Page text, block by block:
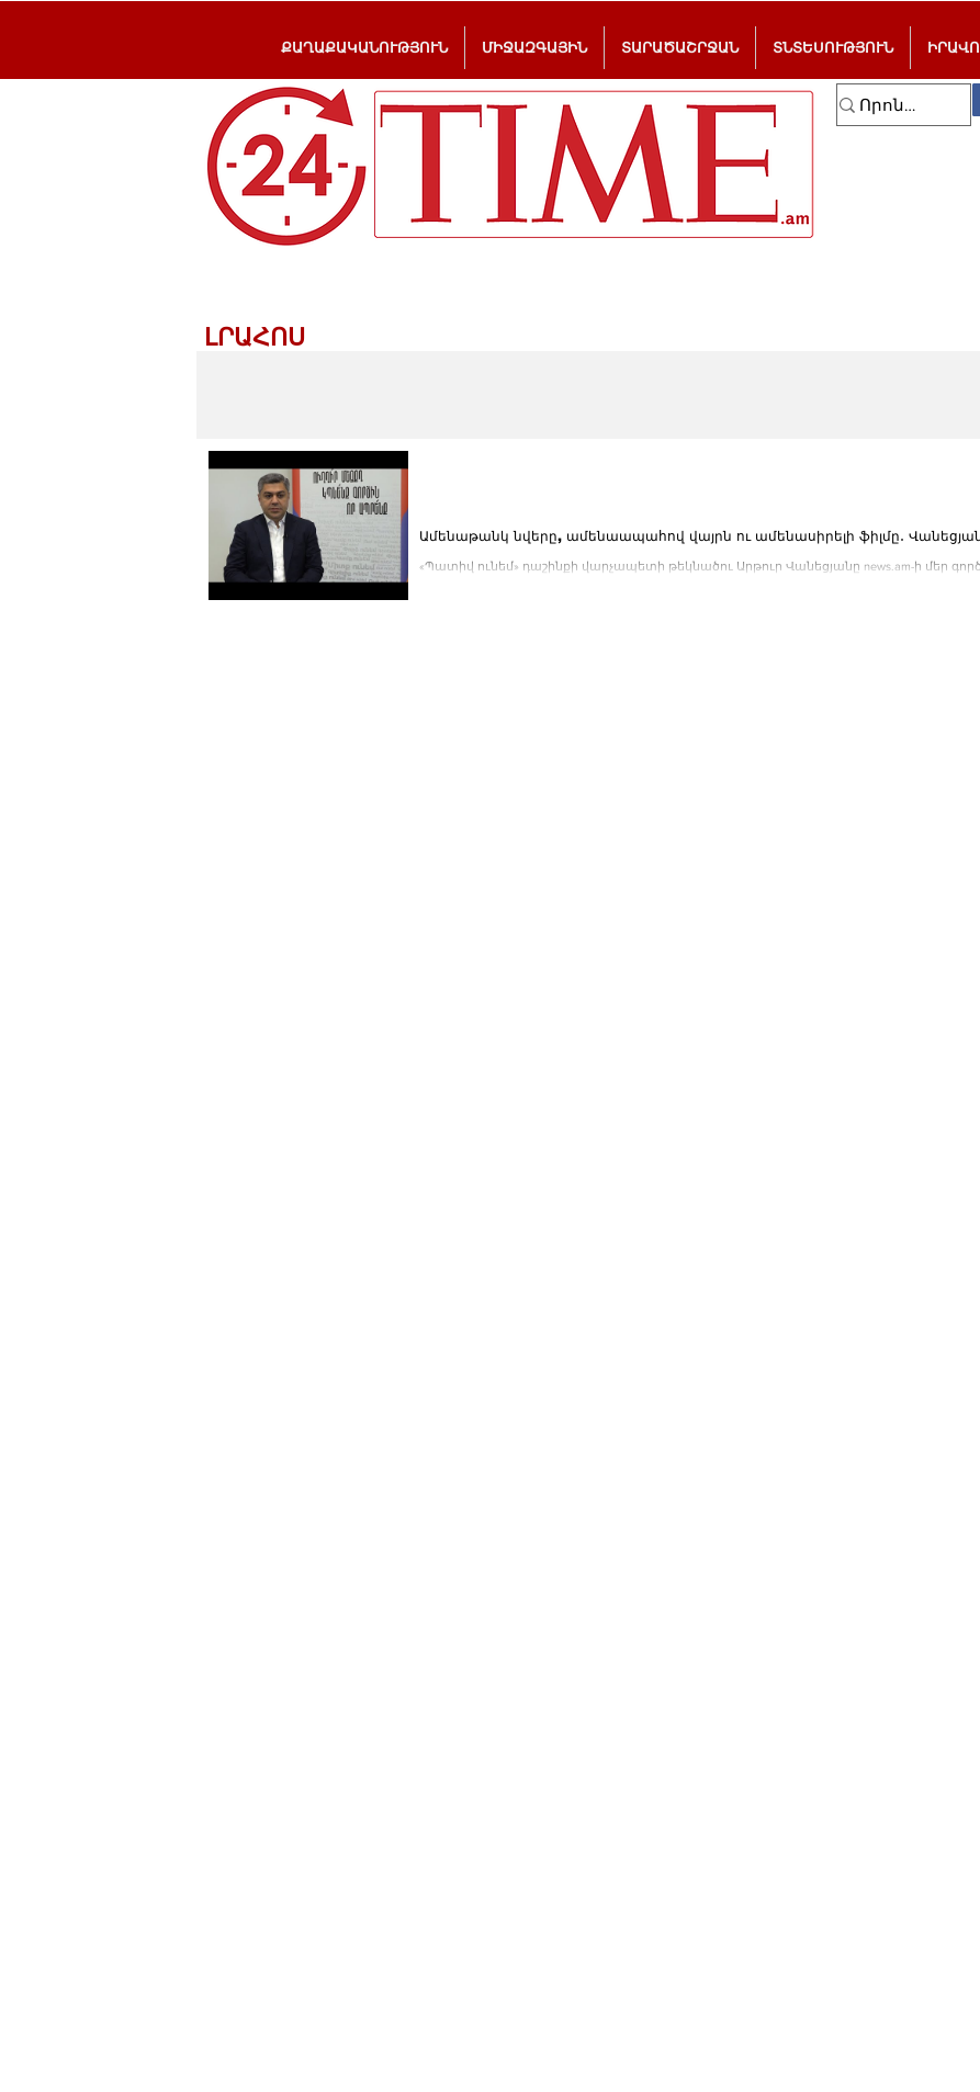
ՔԱՂԱՔԱԿԱՆՈՒԹՅՈՒՆ ՄԻՋԱԶԳԱՅԻՆ ՏԱՐԱԾԱՇՐՋԱՆ ՏՆՏԵՍՈՒԹՅՈՒՆ
ԼՐԱՀՈՍ
Ամենաթանկ նվերը,
«Պատիվ ունեմ» դաշինքի վարչապետի թեկնածու Արթուր Վանեցյանը news.am-ի մեր